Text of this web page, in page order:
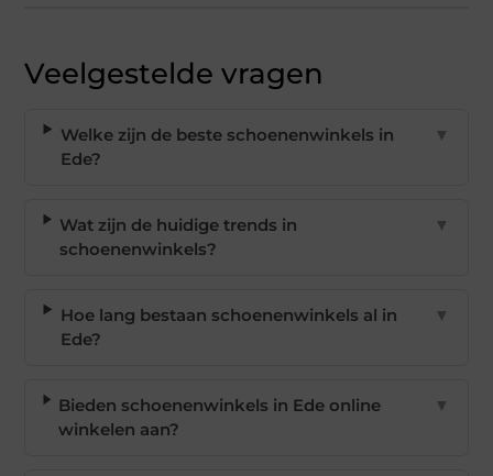
Veelgestelde vragen
Welke zijn de beste schoenenwinkels in
Ede?
▼
Wat zijn de huidige trends in
schoenenwinkels?
▼
Hoe lang bestaan schoenenwinkels al in
Ede?
▼
Bieden schoenenwinkels in Ede online
winkelen aan?
▼